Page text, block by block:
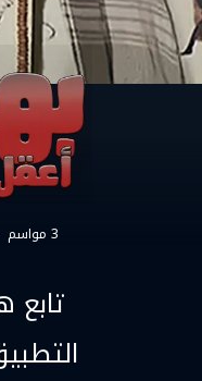
3 مواسم